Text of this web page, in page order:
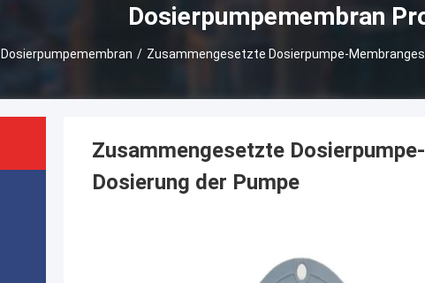
Dosierpumpemembran
Dosierpumpemembran / Zusammengesetzte Dosierpumpe-
Zusammengesetzte
Dosierung der Pumpe